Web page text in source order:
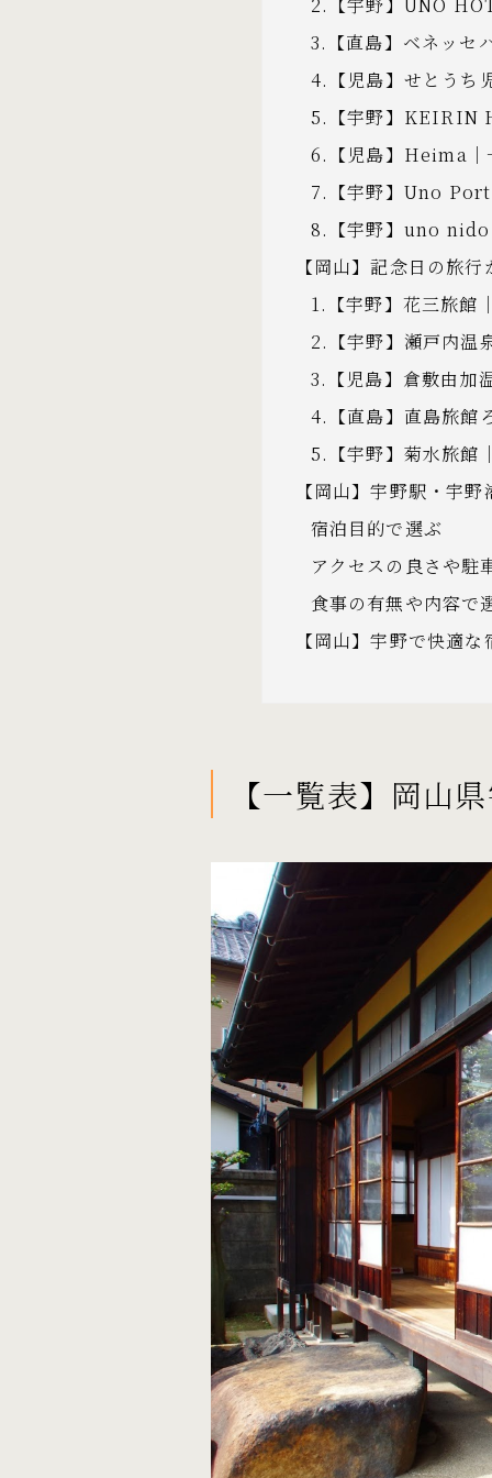
3.【直島】ベネッセ
4.【児島】せとうち
5.【宇野】KEIRIN
6.【児島】Heima｜
7.【宇野】Uno
8.【宇野】uno nido
【岡山】記念日の旅
1.【宇野】花三旅館
2.【宇野】瀬戸内温
3.【児島】倉敷由加
4.【直島】直島旅館
5.【宇野】菊水旅館
【岡山】宇野駅・宇
宿泊目的で選ぶ
アクセスの良さや駐
食事の有無や内容で
【岡山】宇野で快適
【一覧表】岡山